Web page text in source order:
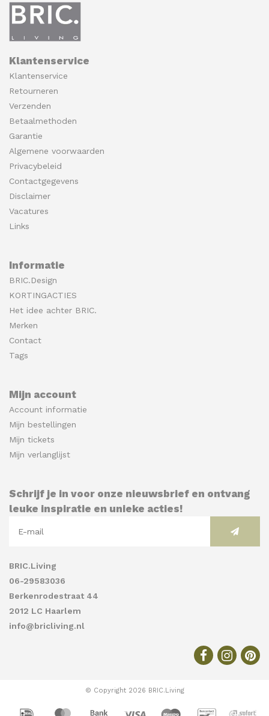
Klantenservice
Klantenservice
Retourneren
Verzenden
Betaalmethoden
Garantie
Algemene voorwaarden
Privacybeleid
Contactgegevens
Disclaimer
Vacatures
Links
Informatie
BRIC.Design
KORTINGACTIES
Het idee achter BRIC.
Merken
Contact
Tags
Mijn account
Account informatie
Mijn bestellingen
Mijn tickets
Mijn verlanglijst
Schrijf je in voor onze nieuwsbrief en ontvang
leuke inspiratie en unieke acties!
BRIC.Living
06-29583036
Berkenrodestraat 44
2012 LC Haarlem
info@bricliving.nl
© Copyright 2026 BRIC.Living